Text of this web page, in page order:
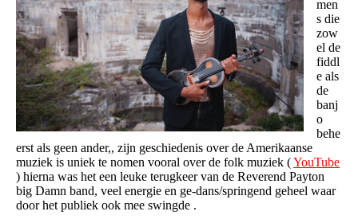
men
s die
zow
el de
fiddl
e als
de
banj
o
behe
erst als geen ander,, zijn geschiedenis over de Amerikaanse
muziek is uniek te nomen vooral over de folk muziek (YouTube
) hierna was het een leuke terugkeer van de Reverend Payton
big Damn band, veel energie en ge-dans/springend geheel waar
door het publiek ook mee swingde .